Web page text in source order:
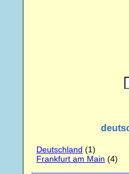
Deutschland (1)
Frankfurt am Main (4)